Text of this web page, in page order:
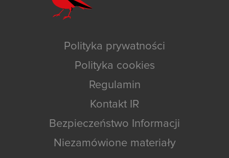
Polityka prywatności
Polityka cookies
Regulamin
Kontakt IR
Bezpieczeństwo Informacji
Niezamówione materiały